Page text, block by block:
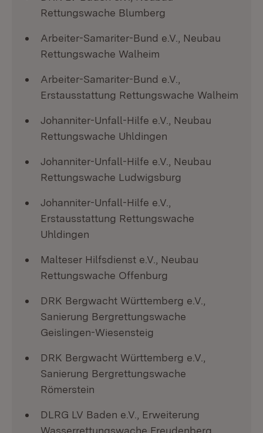
Rettungswache Blumberg
Arbeiter-Samariter-Bund e.V., Neubau
Rettungswache Walheim
Arbeiter-Samariter-Bund e.V.,
Erstausstattung Rettungswache Walheim
Johanniter-Unfall-Hilfe e.V., Neubau
Rettungswache Uhldingen
Johanniter-Unfall-Hilfe e.V., Neubau
Rettungswache Ludwigsburg
Johanniter-Unfall-Hilfe e.V.,
Erstausstattung Rettungswache
Uhldingen
Malteser Hilfsdienst e.V., Neubau
Rettungswache Offenburg
DRK Bergwacht Württemberg e.V.,
Sanierung Bergrettungswache
Geislingen-Wiesensteig
DRK Bergwacht Württemberg e.V.,
Sanierung Bergrettungswache
Römerstein
DLRG LV Baden e.V., Erweiterung
Wasserrettungswache Freudenberg